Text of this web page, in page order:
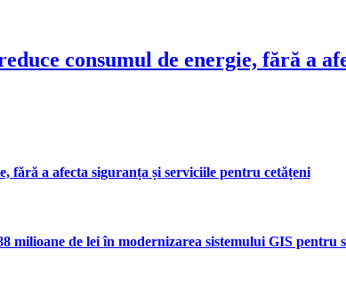
consumul de energie, fără a
fără a afecta siguranța și serviciile pentru cetățeni
milioane de lei în modernizarea sistemului GIS pentru